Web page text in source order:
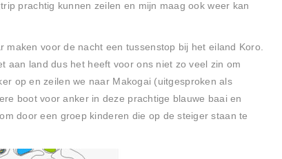
prachtig kunnen zeilen en mijn maag ook weer kan
voor de nacht een tussenstop bij het eiland Koro.
aan land dus het heeft voor ons niet zo veel zin om
op en zeilen we naar Makogai (uitgesproken als
boot voor anker in deze prachtige blauwe baai en
door een groep kinderen die op de steiger staan te